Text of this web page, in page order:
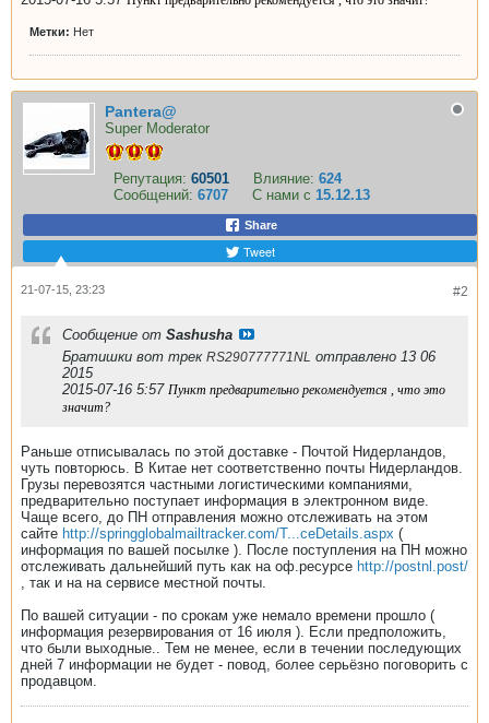
Метки: Нет
Pantera@
Super Moderator
Репутация: 60501 Влияние: 624
Сообщений: 6707 С нами с 15.12.13
Share
Tweet
#2
21-07-15, 23:23
Сообщение от Sashusha
Братишки вот трек RS290777771NL отправлено 13 06
2015
2015-07-16 5:57 Пункт предварительно рекомендуется , что это
значит?
Раньше отписывалась по этой доставке - Почтой Нидерландов,
чуть повторюсь. В Китае нет соответственно почты Нидерландов.
Грузы перевозятся частными логистическими компаниями,
предварительно поступает информация в электронном виде.
Чаще всего, до ПН отправления можно отслеживать на этом
сайте http://springglobalmailtracker.com/T...ceDetails.aspx (
информация по вашей посылке ). После поступления на ПН можно
отслеживать дальнейший путь как на оф.ресурсе http://postnl.post/
, так и на на сервисе местной почты.
По вашей ситуации - по срокам уже немало времени прошло (
информация резервирования от 16 июля ). Если предположить,
что были выходные.. Тем не менее, если в течении последующих
дней 7 информации не будет - повод, более серьёзно поговорить с
продавцом.